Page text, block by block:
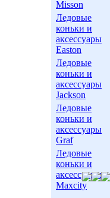
Misson
Ледовые
коньки и
аксессуары
Easton
Ледовые
коньки и
аксессуары
Jackson
Ледовые
коньки и
аксессуары
Graf
Ледовые
коньки и
аксессуары
Maxcity